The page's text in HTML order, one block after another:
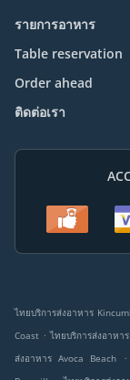
รายการอาหาร
Table reservation
Order ahead
ติดต่อเรา
ไทยบริการส่งอาหาร
Coast . ไทยบริการส่งอาหา
ส่งอาหาร Avoca Beach
.